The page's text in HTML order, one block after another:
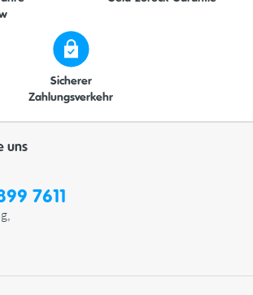
Sicherer
Zahlungsverkehr
uns
7611